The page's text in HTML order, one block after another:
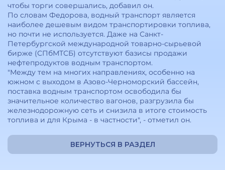
чтобы торги совершались, добавил он.
По словам Федорова, водный транспорт является
наиболее дешевым видом транспортировки топлива,
но почти не используется. Даже на Санкт-
Петербургской международной товарно-сырьевой
бирже (СПбМТСБ) отсутствуют базисы продажи
нефтепродуктов водным транспортом.
"Между тем на многих направлениях, особенно на
южном с выходом в Азово-Черноморский бассейн,
поставка водным транспортом освободила бы
значительное количество вагонов, разгрузила бы
железнодорожную сеть и снизила в итоге стоимость
топлива и для Крыма - в частности", - отметил он.
ВЕРНУТЬСЯ В РАЗДЕЛ